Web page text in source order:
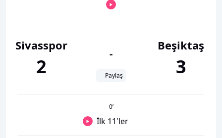
Sivasspor
2
-
Paylaş
Beşiktaş
3
0’
İlk 11'ler